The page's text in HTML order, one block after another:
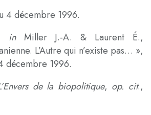
4 décembre 1996.
inMiller J.-A. & Laurent É.,
L’Autre qui n’existe pas… »,
décembre 1996.
de la biopolitique, op. cit.,